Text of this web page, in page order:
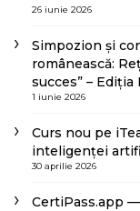
26 iunie 2026
Simpozion și
românească:
succes” – Ediția I
1 iunie 2026
Curs nou pe
inteligenței
30 aprilie 2026
CertiPass.app